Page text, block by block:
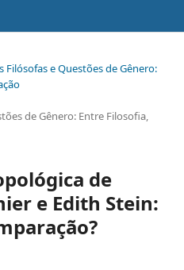
Filósofas e Questões de Gênero:
de Gênero: Entre Filosofia,
de
e Edith Stein: